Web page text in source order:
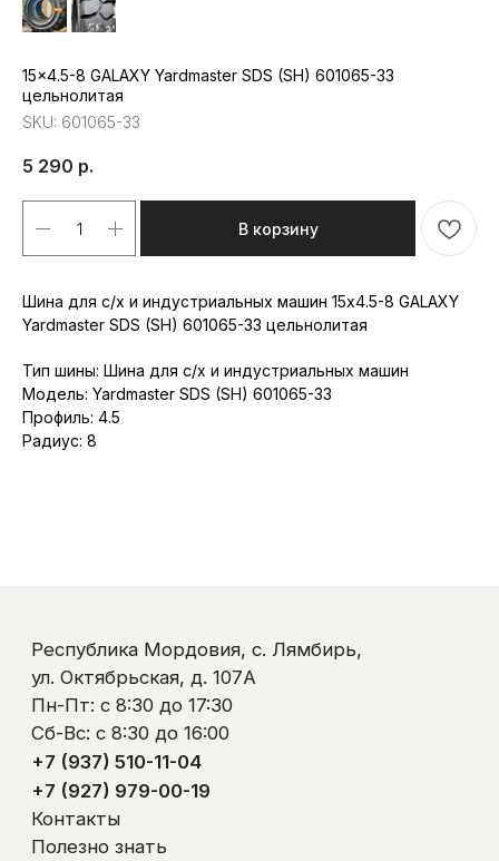
15x4.5-8 GALAXY Yardmaster SDS (SH) 601065-33
цельнолитая
SKU: 601065-33
5 290 р.
В корзину
Шина для с/х и индустриальных машин 15x4.5-8 GALAXY
Yardmaster SDS (SH) 601065-33 цельнолитая
Тип шины: Шина для с/х и индустриальных машин
Модель: Yardmaster SDS (SH) 601065-33
Профиль: 4.5
Радиус: 8
Контакты
Полезно знать
Оплата и доставка
ул. Октябрьская, д. 107А
Пн-Пт: с 8:30 до 17:30
+7 (937) 510-11-04
+7 (927) 979-00-19